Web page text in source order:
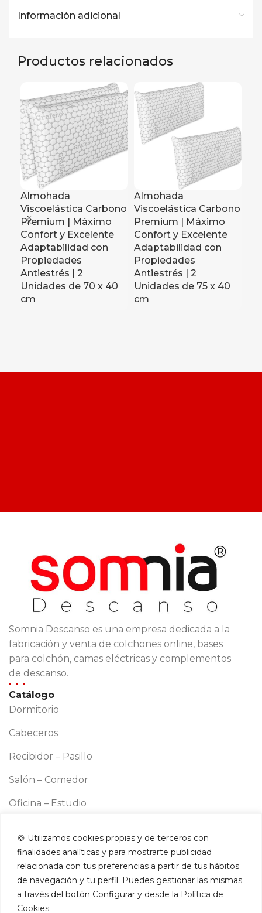
🍪 Utilizamos cookies propias y de terceros con
finalidades analíticas y para mostrarte publicidad
relacionada con tus preferencias a partir de tus hábitos
de navegación y tu perfil. Puedes gestionar las mismas
a través del botón Configurar y desde la Política de
Cookies.
Información adicional
Productos relacionados
Almohada
Viscoelástica Carbono
Premium | Máximo
Confort y Excelente
Adaptabilidad con
Propiedades
Antiestrés | 2
Unidades de 70 x 40
cm
Almohada
Viscoelástica Carbono
Premium | Máximo
Confort y Excelente
Adaptabilidad con
Propiedades
Antiestrés | 2
Unidades de 75 x 40
cm
Somnia Descanso es una empresa dedicada a la
fabricación y venta de colchones online, bases
para colchón, camas eléctricas y complementos
de descanso.
Catálogo
Dormitorio
Cabeceros
Recibidor – Pasillo
Salón – Comedor
Oficina – Estudio
Información
Aviso legal
Política de cookies
Política de privacidad